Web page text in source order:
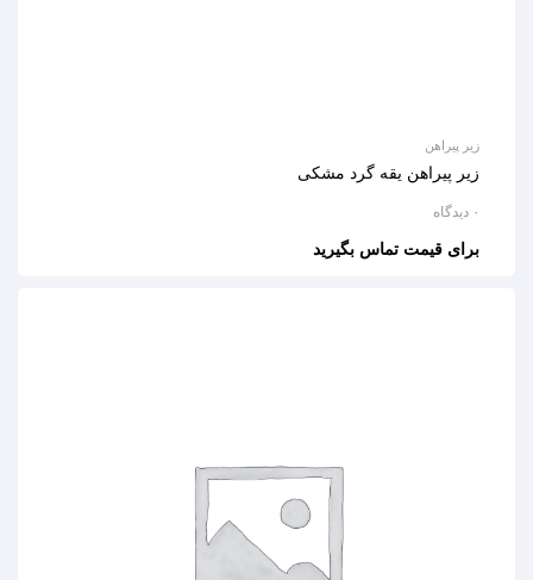
زیر پیراهن
زیر پیراهن یقه گرد مشکی
۰ دیدگاه
برای قیمت تماس بگیرید